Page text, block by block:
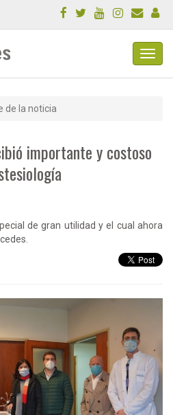
de la noticia
importante y costoso
de gran utilidad y el cual ahora